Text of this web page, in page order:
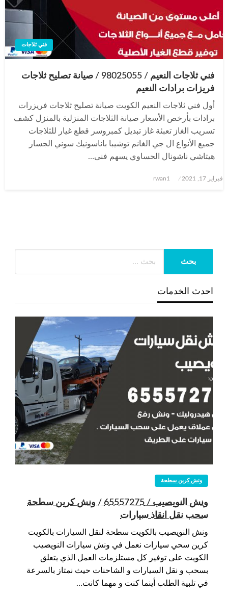
فني ثلاجات
فني ثلاجات النعيم / 98025055 / صيانة تصليح ثلاجات
فريزات برادات النعيم
أول فني ثلاجات النعيم الكويت صيانة تصليح ثلاجات فريزرات
برادات بأرخص الأسعار صيانة الثلاجات المنزلية بالمنزل كشف
تسريب الغاز تعبئة غاز تبديل كمبروسر قطع غيار للثلاجات
جميع الأنواع ال جي الغانم توشيبا باناسونيك سوني الجسار
هيتاشي ناشونال الحساوي يسهم فنى…
نُشر
فبراير 17, 2021 rwan1
احدث الخدمات
ونش كرين سطحة
ونش النويصيب / 65557275 / ونش كرين سطحة
سحب نقل انقاذ سيارات
ونش النويصيب بالكويت سطحة لنقل السيارات بالكويت
كرين سحي سيارات نعمل في ونش سيارات النويصيب
الكويت على توفير كل مستلزمات العمل الذي يتعلق
بسحب و نقل السيارات و الشاحنات حيث نمتاز بالسرعة
في تلبية الطلب أينما كنت و مهما كانت…